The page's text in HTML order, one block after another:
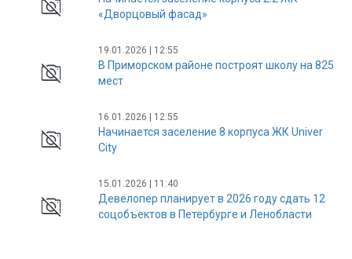
«Дворцовый фасад»
19.01.2026 | 12:55
В Приморском районе построят школу на 825
мест
16.01.2026 | 12:55
Начинается заселение 8 корпуса ЖК Univer
City
15.01.2026 | 11:40
Девелопер планирует в 2026 году сдать 12
соцобъектов в Петербурге и Ленобласти